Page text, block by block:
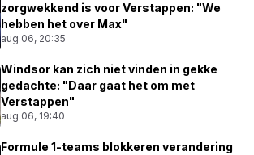
zorgwekkend is voor Verstappen: "We
hebben het over Max"
aug 06, 20:35
Windsor kan zich niet vinden in gekke
gedachte: "Daar gaat het om met
Verstappen"
aug 06, 19:40
Formule 1-teams blokkeren verandering